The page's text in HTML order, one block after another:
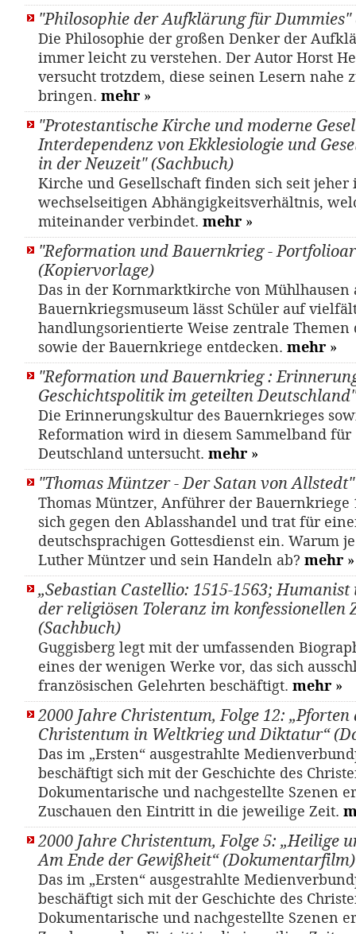
"Philosophie der Aufklärung für Dummies"
Die Philosophie der großen Denker der
immer leicht zu verstehen. Der Autor Horst
versucht trotzdem, diese seinen Lesern nahe
bringen. mehr »
"Protestantische Kirche und moderne
Interdependenz von Ekklesiologie und
in der Neuzeit" (Sachbuch)
Kirche und Gesellschaft finden sich seit jeher
wechselseitigen Abhängigkeitsverhältnis,
miteinander verbindet. mehr »
"Reformation und Bauernkrieg -
(Kopiervorlage)
Das in der Kornmarktkirche von Mühlhausen
Bauernkriegsmuseum lässt Schüler auf
handlungsorientierte Weise zentrale Themen
sowie der Bauernkriege entdecken. mehr »
"Reformation und Bauernkrieg :
Geschichtspolitik im geteilten
Die Erinnerungskultur des Bauernkrieges
Reformation wird in diesem Sammelband für
Deutschland untersucht. mehr »
"Thomas Müntzer - Der Satan von
Thomas Müntzer, Anführer der Bauernkriege
sich gegen den Ablasshandel und trat für
deutschsprachigen Gottesdienst ein. Warum
Luther Müntzer und sein Handeln ab? mehr »
„Sebastian Castellio: 1515-1563;
der religiösen Toleranz im konfessionellen
(Sachbuch)
Guggisberg legt mit der umfassenden
eines der wenigen Werke vor, das sich
französischen Gelehrten beschäftigt. mehr »
2000 Jahre Christentum, Folge 12:
Christentum in Weltkrieg und Diktatur“
Das im „Ersten“ ausgestrahlte
beschäftigt sich mit der Geschichte des
Dokumentarische und nachgestellte Szenen
Zuschauen den Eintritt in die jeweilige Zeit.
2000 Jahre Christentum, Folge 5: „Heilige
Am Ende der Gewißheit“ (Dokumentarfilm)
Das im „Ersten“ ausgestrahlte
beschäftigt sich mit der Geschichte des
Dokumentarische und nachgestellte Szenen